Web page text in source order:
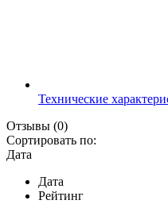
Технические
Отзывы (0)
Сортировать по:
Дата
Дата
Рейтинг